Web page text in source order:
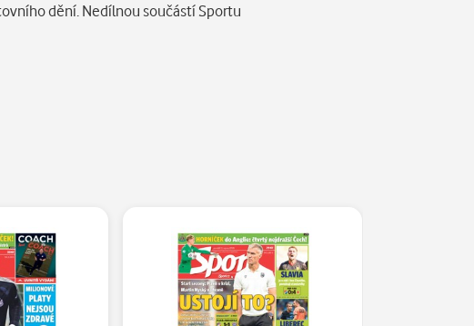
dění. Nedílnou součástí Sportu